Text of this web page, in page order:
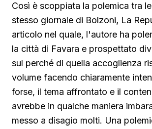
Così è scoppiata la polemica tra
stesso giornale di Bolzoni, La
articolo nel quale, l'autore ha
la città di Favara e prospettato
sul perché di quella accoglienza
volume facendo chiaramente
forse, il tema affrontato e il
avrebbe in qualche maniera
messo a disagio molti. Una